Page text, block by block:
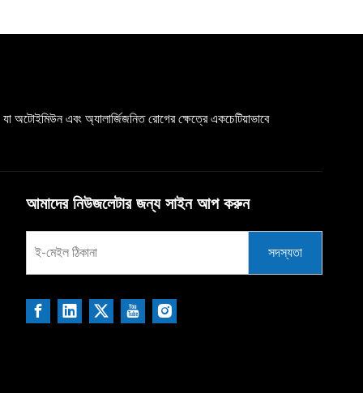
এবং অ্যালার্জিজনিত রোগের ক্ষেত্রে একচেটিয়াভাবে
আমাদের নিউজলেটার জন্য সাইন আপ করুন
সদস্যতা